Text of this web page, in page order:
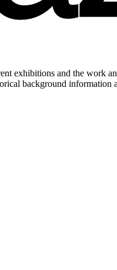
exhibitions and the work
background information